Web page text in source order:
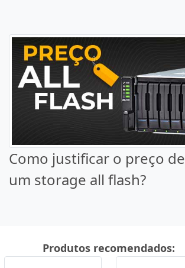
Como justificar o preço de
um storage all flash?
Produtos recomendados: